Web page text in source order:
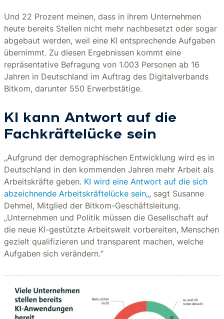
Und 22 Prozent meinen, dass in ihrem Unternehmen
heute bereits Stellen nicht mehr nachbesetzt oder sogar
abgebaut werden, weil eine KI entsprechende Aufgaben
übernimmt. Zu diesen Ergebnissen kommt eine
repräsentative Befragung von 1.003 Personen ab 16
Jahren in Deutschland im Auftrag des Digitalverbands
Bitkom, darunter 550 Erwerbstätige.
KI kann Antwort auf die
Fachkräftelücke sein
„Aufgrund der demographischen Entwicklung wird es in
Deutschland in den kommenden Jahren mehr Arbeit als
Arbeitskräfte geben. KI wird eine Antwort auf die sich
abzeichnende Arbeitskräftelücke sein„, sagt Susanne
Dehmel, Mitglied der Bitkom-Geschäftsleitung.
„Unternehmen und Politik müssen die Gesellschaft auf
die neue KI-gestützte Arbeitswelt vorbereiten, Menschen
gezielt qualifizieren und transparent machen, welche
Aufgaben sich verändern.“